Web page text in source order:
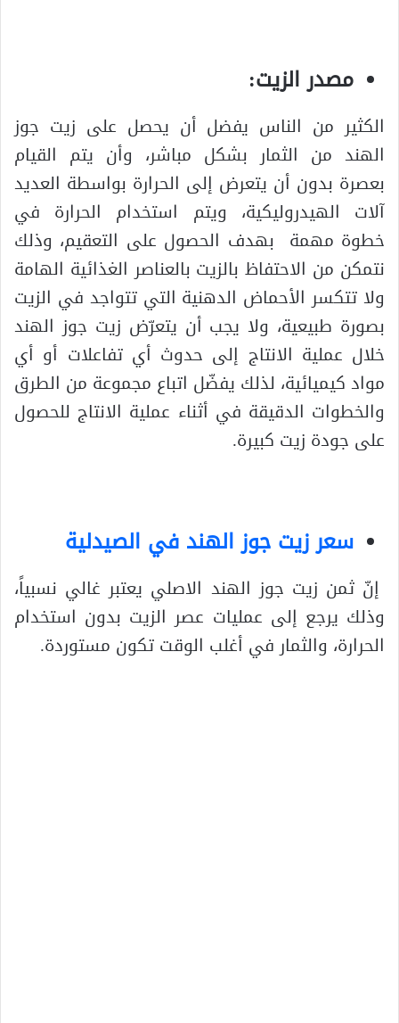
مصدر الزيت:
الكثير من الناس يفضل أن يحصل على زيت جوز
الهند من الثمار بشكل مباشر، وأن يتم القيام
بعصرة بدون أن يتعرض إلى الحرارة بواسطة العديد
آلات الهيدروليكية، ويتم استخدام الحرارة في
خطوة مهمة بهدف الحصول على التعقيم، وذلك
نتمكن من الاحتفاظ بالزيت بالعناصر الغذائية الهامة
ولا تتكسر الأحماض الدهنية التي تتواجد في الزيت
بصورة طبيعية، ولا يجب أن يتعرّض زيت جوز الهند
خلال عملية الانتاج إلى حدوث أي تفاعلات أو أي
مواد كيميائية، لذلك يفضّل اتباع مجموعة من الطرق
والخطوات الدقيقة في أثناء عملية الانتاج للحصول
على جودة زيت كبيرة.
سعر زيت جوز الهند في الصيدلية
إنّ ثمن زيت جوز الهند الاصلي يعتبر غالي نسبياً،
وذلك يرجع إلى عمليات عصر الزيت بدون استخدام
الحرارة، والثمار في أغلب الوقت تكون مستوردة.